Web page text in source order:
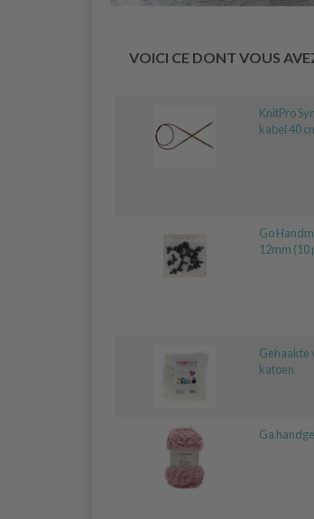
VOICI CE DONT VOUS
KnitPro
kabel 40
Go
12mm (10
Gehaakte
katoen
Ga